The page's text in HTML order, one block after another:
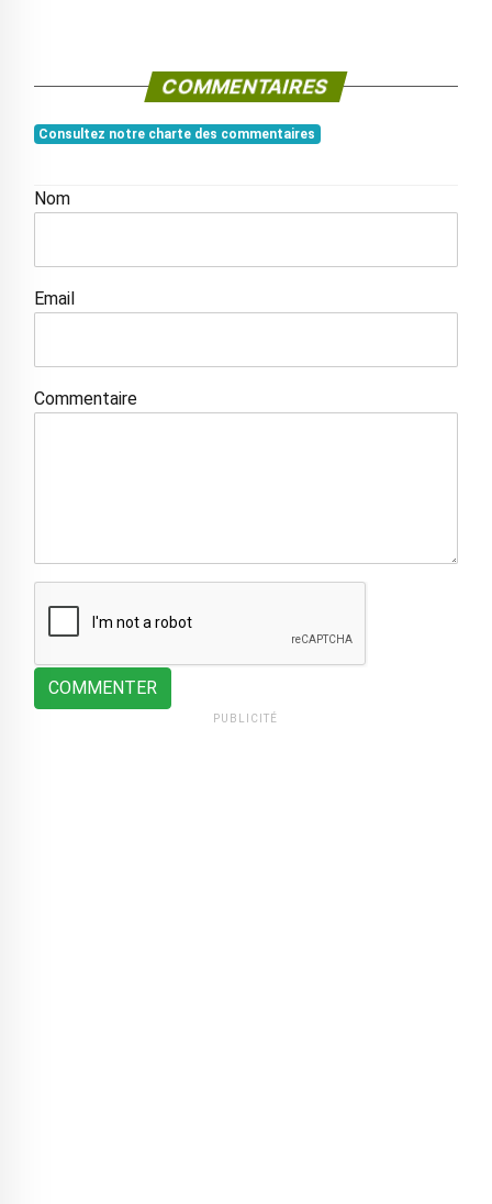
COMMENTAIRES
Consultez notre charte des commentaires
Nom
Email
Commentaire
COMMENTER
PUBLICITÉ